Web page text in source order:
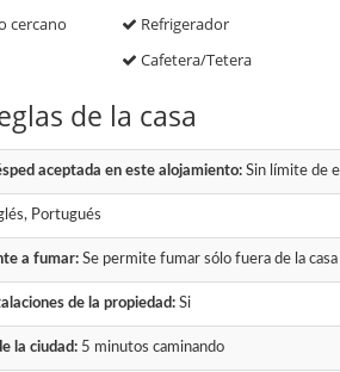
cercano
Refrigerador
Cafetera/Tetera
de la casa
aceptada en este alojamiento: Sin límite de
Portugués
a fumar: Se permite fumar sólo fuera de la casa
de la propiedad: Si
la ciudad: 5 minutos caminando